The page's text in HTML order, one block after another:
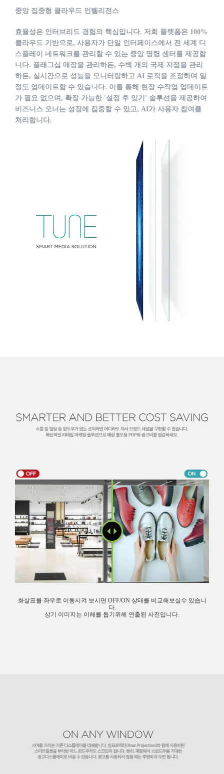
중앙 집중형 클라우드 인텔리전스
효율성은 인터브리드 경험의 핵심입니다. 저희 플랫폼은 100%
클라우드 기반으로, 사용자가 단일 인터페이스에서 전 세계 디
스플레이 네트워크를 관리할 수 있는 중앙 명령 센터를 제공합
니다. 플래그십 매장을 관리하든, 수백 개의 국제 지점을 관리
하든, 실시간으로 성능을 모니터링하고 AI 로직을 조정하며 일
정도 업데이트할 수 있습니다. 이를 통해 현장 수작업 업데이트
가 필요 없으며, 확장 가능한 '설정 후 잊기' 솔루션을 제공하여
비즈니스 오너는 성장에 집중할 수 있고, AI가 사용자 참여를
처리합니다.
화살표를 좌우로 이동시켜 보시면 OFF/ON 상태를 비교해보실수 있습니
다.
상기 이미지는 이해를 돕기위해 연출된 사진입니다.